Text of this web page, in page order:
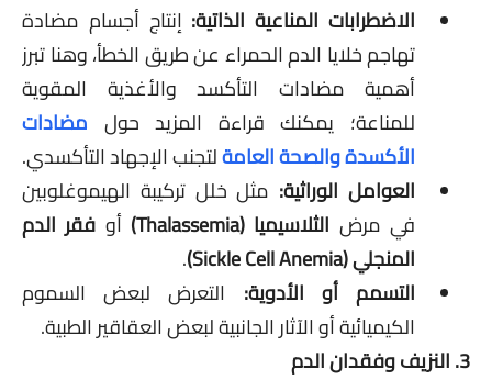
الاضطرابات المناعية الذاتية: إنتاج أجسام مضادة
تهاجم خلايا الدم الحمراء عن طريق الخطأ، وهنا تبرز
أهمية مضادات التأكسد والأغذية المقوية
للمناعة؛ يمكنك قراءة المزيد حول مضادات
الأكسدة والصحة العامةلتجنب الإجهاد التأكسدي.
العوامل الوراثية: مثل خلل تركيبة الهيموغلوبين
في مرض الثلاسيميا (Thalassemia) أو فقر الدم
المنجلي (Sickle Cell Anemia)
.
التسمم أو الأدوية: التعرض لبعض السموم
الكيميائية أو الآثار الجانبية لبعض العقاقير الطبية.
3. النزيف وفقدان الدم